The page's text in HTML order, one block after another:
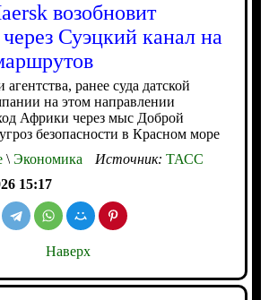
возобновит
Суэцкий канал на
ранее суда датской
на этом направлении
Африки через мыс Доброй
безопасности в Красном море
\Экономика Источник: ТАСС
15:17
Наверх